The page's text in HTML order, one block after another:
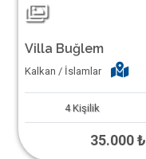
Villa Buğlem
Kalkan / İslamlar
4 Kişilik
35.000 ₺